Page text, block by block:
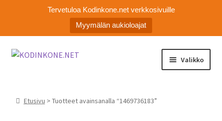
Tervetuloa Kodinkone.net verkkosivuille
Myymälän aukioloajat
Siirry
Siirry
Valikko
Etusivu > Tuotteet avainsanalla “1469736183”